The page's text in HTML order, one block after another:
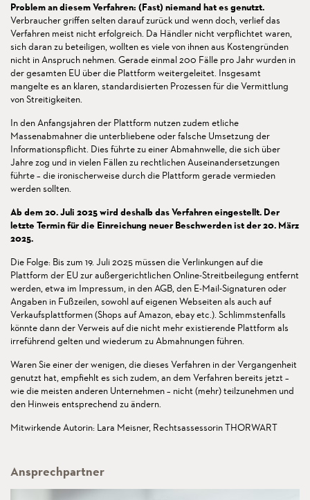
Problem an diesem Verfahren: (Fast) niemand hat es genutzt.
Verbraucher griffen selten darauf zurück und wenn doch, verlief das
Verfahren meist nicht erfolgreich. Da Händler nicht verpflichtet waren,
sich daran zu beteiligen, wollten es viele von ihnen aus Kostengründen
nicht in Anspruch nehmen. Gerade einmal 200 Fälle pro Jahr wurden in
der gesamten EU über die Plattform weitergeleitet. Insgesamt
mangelte es an klaren, standardisierten Prozessen für die Vermittlung
von Streitigkeiten.
In den Anfangsjahren der Plattform nutzen zudem etliche
Massenabmahner die unterbliebene oder falsche Umsetzung der
Informationspflicht. Dies führte zu einer Abmahnwelle, die sich über
Jahre zog und in vielen Fällen zu rechtlichen Auseinandersetzungen
führte – die ironischerweise durch die Plattform gerade vermieden
werden sollten.
Ab dem 20. Juli 2025 wird deshalb das Verfahren eingestellt. Der
letzte Termin für die Einreichung neuer Beschwerden ist der 20. März
2025.
Die Folge: Bis zum 19. Juli 2025 müssen die Verlinkungen auf die
Plattform der EU zur außergerichtlichen Online-Streitbeilegung entfernt
werden, etwa im Impressum, in den AGB, den E-Mail-Signaturen oder
Angaben in Fußzeilen, sowohl auf eigenen Webseiten als auch auf
Verkaufsplattformen (Shops auf Amazon, ebay etc.). Schlimmstenfalls
könnte dann der Verweis auf die nicht mehr existierende Plattform als
irreführend gelten und wiederum zu Abmahnungen führen.
Waren Sie einer der wenigen, die dieses Verfahren in der Vergangenheit
genutzt hat, empfiehlt es sich zudem, an dem Verfahren bereits jetzt –
wie die meisten anderen Unternehmen – nicht (mehr) teilzunehmen und
den Hinweis entsprechend zu ändern.
Mitwirkende Autorin: Lara Meisner, Rechtsassessorin THORWART
Ansprechpartner